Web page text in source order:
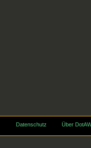
Datenschutz Über